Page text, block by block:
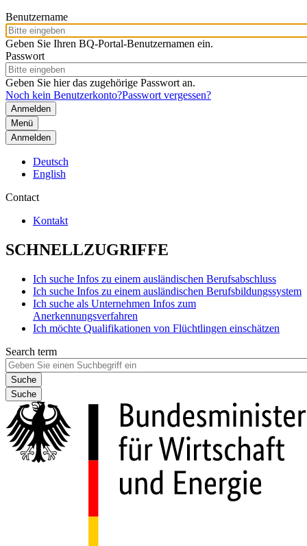
Benutzername
Geben Sie Ihren BQ-Portal-Benutzernamen ein.
Passwort
Geben Sie hier das zugehörige Passwort an.
Noch kein Benutzerkonto?Passwort vergessen?
Menü
Anmelden
Deutsch
English
Contact
Kontakt
SCHNELLZUGRIFFE
Ich suche Infos zu einem ausländischen Berufsabschluss
Ich suche Infos zu einem ausländischen Berufsbildungssystem
Ich suche als Unternehmen Infos zum
Anerkennungsverfahren
Ich möchte Qualifikationen von Flüchtlingen einschätzen
Search term
Suche